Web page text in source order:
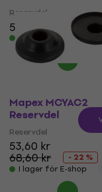
Reservdel
57 kr
I lager för E-shop
Mapex MCYAC2
Reservdel
Reservdel
53,60 kr
68,60 kr
- 22 %
I lager för E-shop